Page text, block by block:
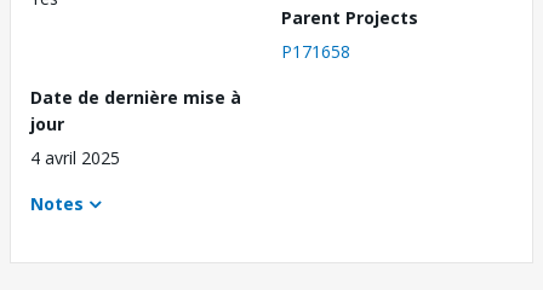
Parent Projects
P171658
Date de dernière mise à
jour
4 avril 2025
Notes